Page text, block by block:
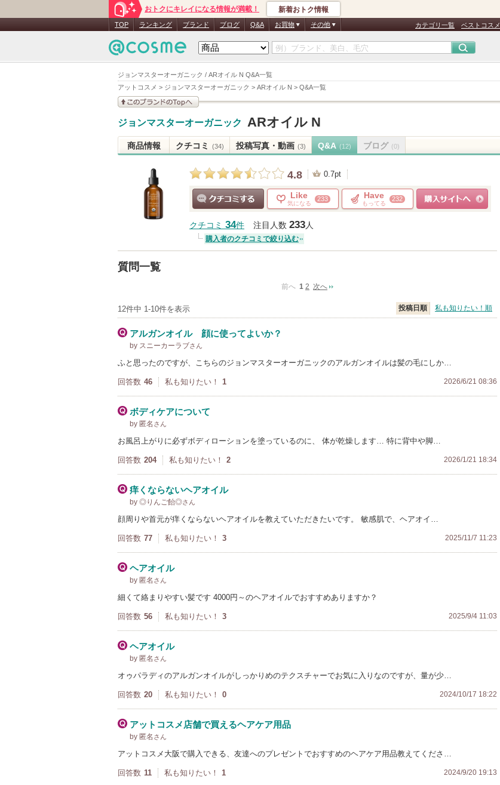
ジョンマスターオーガニック / ARオイル N Q&A一覧
アットコスメ > ジョンマスターオーガニック > ARオイル N > Q&A一覧
おトクにキレイになる情報が満載！ 新着おトク情報
TOP ランキング ブランド ブログ Q&A お買物 その他 カテゴリ一覧 ベストコスメ
ジョンマスターオーガニック ARオイル N
商品情報 クチコミ (34) 投稿写真・動画 (3) Q&A (12) ブログ (0)
4.8 0.7pt
Like
気になる
233 Have
もってる
232
クチコミ 34件 注目人数 233人
購入者のクチコミで絞り込む
質問一覧
前へ 1 2 次へ
12件中 1-10件を表示 投稿日順 私も知りたい！順
アルガンオイル 顔に使ってよいか？
by スニーカーラブさん
ふと思ったのですが、こちらのジョンマスターオーガニックのアルガンオイルは髪の毛にしか…
回答数 46 私も知りたい！ 1 2026/6/21 08:36
ボディケアについて
by 匿名 さん
お風呂上がりに必ずボディローションを塗っているのに、 体が乾燥します… 特に背中や脚…
回答数 204 私も知りたい！ 2 2026/1/21 18:34
痒くならないヘアオイル
by ◎りんご飴◎さん
顔周りや首元が痒くならないヘアオイルを教えていただきたいです。 敏感肌で、ヘアオイ…
回答数 77 私も知りたい！ 3 2025/11/7 11:23
ヘアオイル
by 匿名 さん
細くて絡まりやすい髪です 4000円～のヘアオイルでおすすめありますか？
回答数 56 私も知りたい！ 3 2025/9/4 11:03
ヘアオイル
by 匿名 さん
オゥパラディのアルガンオイルがしっかりめのテクスチャーでお気に入りなのですが、量が少…
回答数 20 私も知りたい！ 0 2024/10/17 18:22
アットコスメ店舗で買えるヘアケア用品
by 匿名 さん
アットコスメ大阪で購入できる、友達へのプレゼントでおすすめのヘアケア用品教えてくださ…
回答数 11 私も知りたい！ 1 2024/9/20 19:13